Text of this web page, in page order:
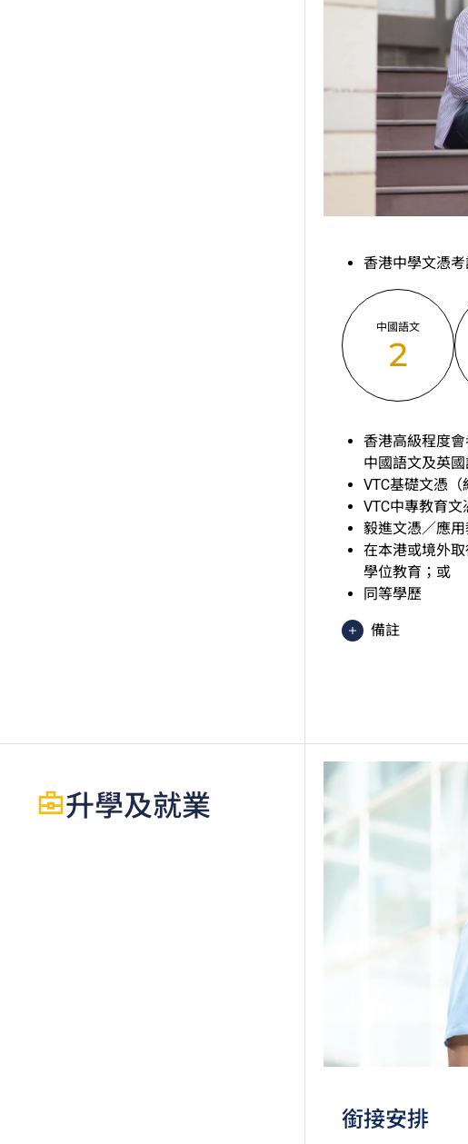
香港中學文憑
中國語文
2
香港高級程度
中國語文及英
VTC基礎文憑
VTC中專教育
毅進文憑／應
在本港或境外
學位教育；或
同等學歷
備註
語語言能力水
起，烏爾都語
香港中學文憑
級」。
如五科香港
文憑考試科
績亦被接受
在2006年或
適用於持中專
修畢職專國際
申請人所遞
申請人必須受
升學及就業
銜接安排